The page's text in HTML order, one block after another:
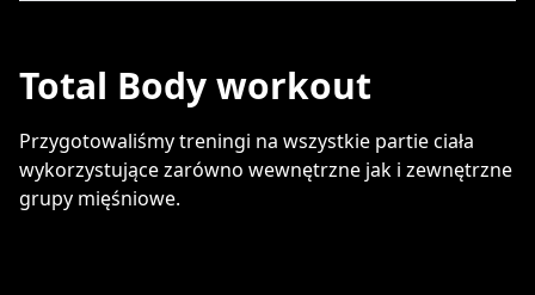
Total Body workout
Przygotowaliśmy treningi na wszystkie partie ciała
wykorzystujące zarówno wewnętrzne jak i zewnętrzne
grupy mięśniowe.